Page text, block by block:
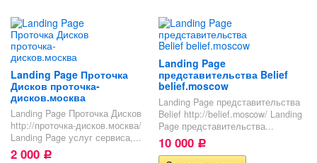
Landing Page Проточка
Дисков проточка-
дисков.москва
Landing Page Проточка Дисков
http://проточка-дисков.москва/
Landing Page услуг сервиса,...
2 000 Р
Landing Page
представительства Belief
belief.moscow
Landing Page представительства
Belief http://belief.moscow/ Landing
Page представительства...
10 000 Р